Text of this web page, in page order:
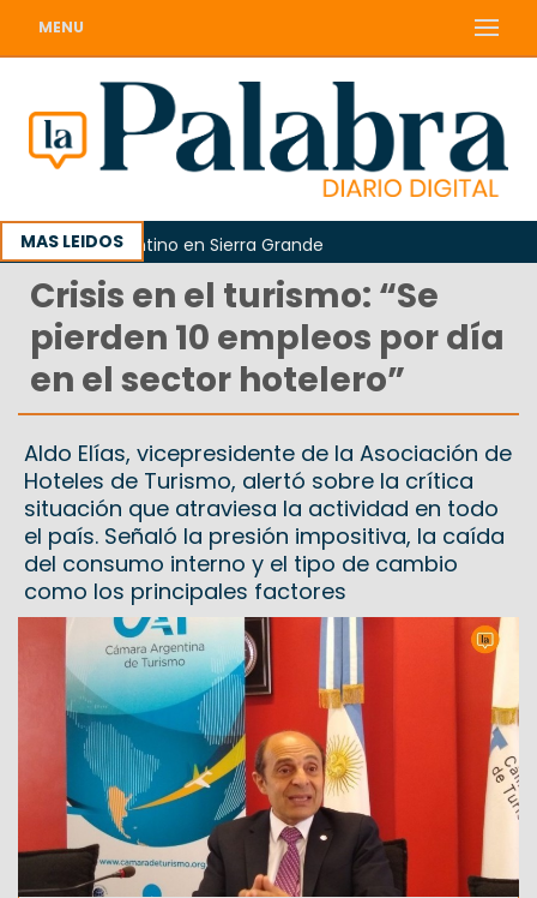
MENU
MAS LEIDOS
Argentino en Sierra Grande
Crisis en el turismo: “Se
pierden 10 empleos por día
en el sector hotelero”
Aldo Elías, vicepresidente de la Asociación de
Hoteles de Turismo, alertó sobre la crítica
situación que atraviesa la actividad en todo
el país. Señaló la presión impositiva, la caída
del consumo interno y el tipo de cambio
como los principales factores